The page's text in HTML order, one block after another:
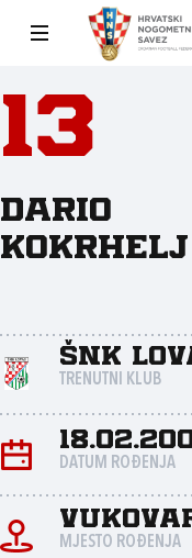
13
Dario
Kokrhelj
ŠNK
TRENUTNI KLUB
DATUM ROĐENJA
MJESTO ROĐENJA